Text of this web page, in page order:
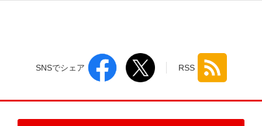
SNSでシェア RSS